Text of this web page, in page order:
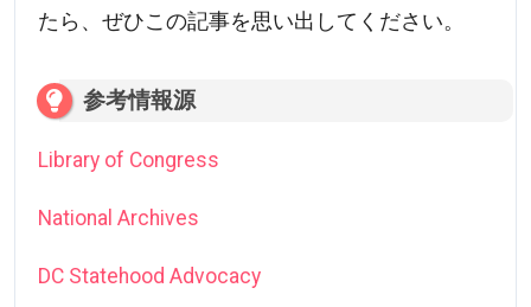
たら、ぜひこの記事を思い出してください。
参考情報源
Library of Congress
National Archives
DC Statehood Advocacy